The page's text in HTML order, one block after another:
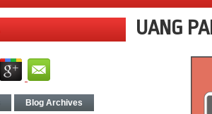
Blog Archives
UANG